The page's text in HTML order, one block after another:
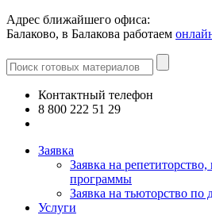
Адрес ближайшего офиса:
Балаково, в Балакова работаем
Контактный телефон
8 800 222 51 29
Заявка
Заявка на
программы
Заявка на тьюторство
Услуги